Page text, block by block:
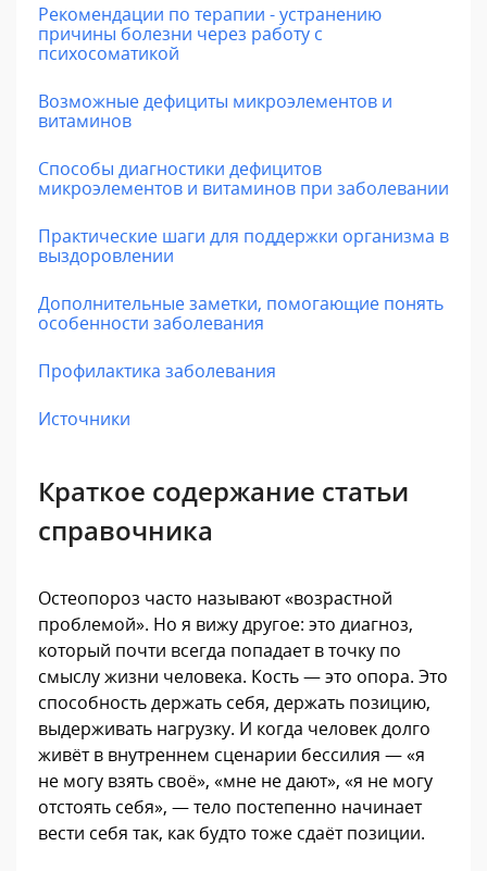
Рекомендации по терапии - устранению
причины болезни через работу с
психосоматикой
Возможные дефициты микроэлементов и
витаминов
Способы диагностики дефицитов
микроэлементов и витаминов при заболевании
Практические шаги для поддержки организма в
выздоровлении
Дополнительные заметки, помогающие понять
особенности заболевания
Профилактика заболевания
Источники
Краткое содержание статьи
справочника
Остеопороз часто называют «возрастной
проблемой». Но я вижу другое: это диагноз,
который почти всегда попадает в точку по
смыслу жизни человека. Кость — это опора. Это
способность держать себя, держать позицию,
выдерживать нагрузку. И когда человек долго
живёт в внутреннем сценарии бессилия — «я
не могу взять своё», «мне не дают», «я не могу
отстоять себя», — тело постепенно начинает
вести себя так, как будто тоже сдаёт позиции.